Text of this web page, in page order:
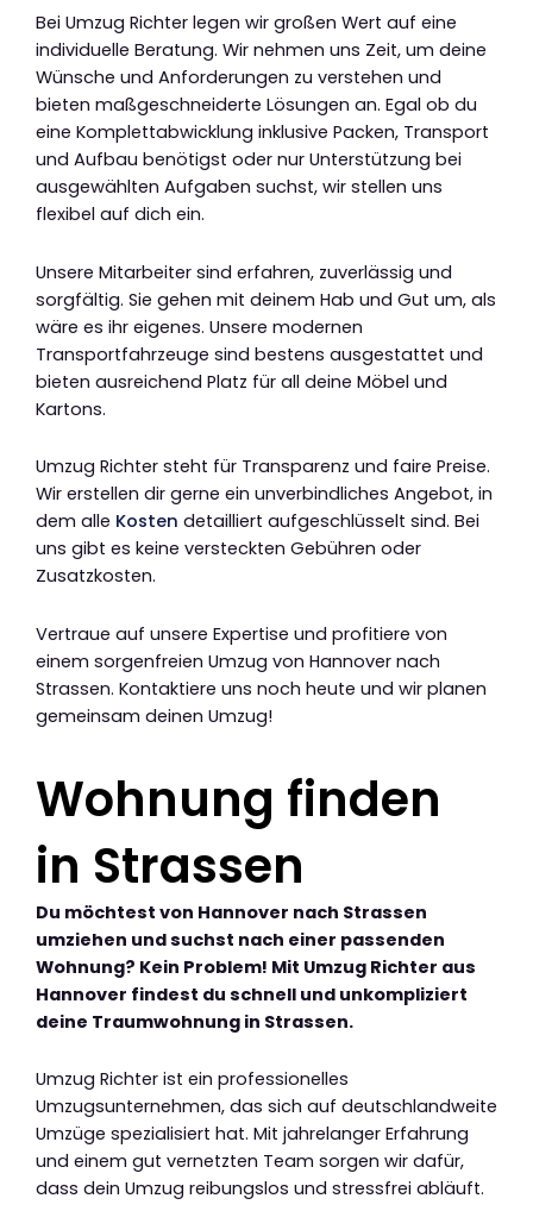
Bei Umzug Richter legen wir großen Wert auf eine
individuelle Beratung. Wir nehmen uns Zeit, um deine
Wünsche und Anforderungen zu verstehen und
bieten maßgeschneiderte Lösungen an. Egal ob du
eine Komplettabwicklung inklusive Packen, Transport
und Aufbau benötigst oder nur Unterstützung bei
ausgewählten Aufgaben suchst, wir stellen uns
flexibel auf dich ein.
Unsere Mitarbeiter sind erfahren, zuverlässig und
sorgfältig. Sie gehen mit deinem Hab und Gut um, als
wäre es ihr eigenes. Unsere modernen
Transportfahrzeuge sind bestens ausgestattet und
bieten ausreichend Platz für all deine Möbel und
Kartons.
Umzug Richter steht für Transparenz und faire Preise.
Wir erstellen dir gerne ein unverbindliches Angebot, in
dem alle Kosten detailliert aufgeschlüsselt sind. Bei
uns gibt es keine versteckten Gebühren oder
Zusatzkosten.
Vertraue auf unsere Expertise und profitiere von
einem sorgenfreien Umzug von Hannover nach
Strassen. Kontaktiere uns noch heute und wir planen
gemeinsam deinen Umzug!
Wohnung finden
in Strassen
Du möchtest von Hannover nach Strassen
umziehen und suchst nach einer passenden
Wohnung? Kein Problem! Mit Umzug Richter aus
Hannover findest du schnell und unkompliziert
deine Traumwohnung in Strassen.
Umzug Richter ist ein professionelles
Umzugsunternehmen, das sich auf deutschlandweite
Umzüge spezialisiert hat. Mit jahrelanger Erfahrung
und einem gut vernetzten Team sorgen wir dafür,
dass dein Umzug reibungslos und stressfrei abläuft.